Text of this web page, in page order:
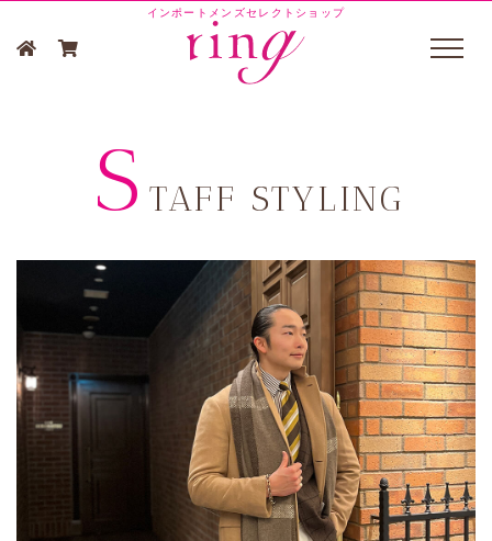
インポートメンズセレクトショップ
S TAFF STYLING